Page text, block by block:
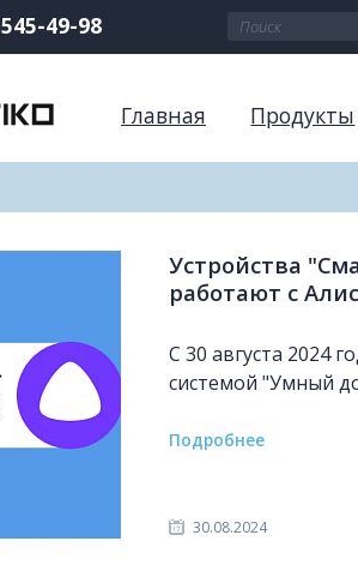
545-49-98
Главная Продукты
Устройства
работают с
С 30 августа 2024
системой "Умный
Подробнее
30.08.2024